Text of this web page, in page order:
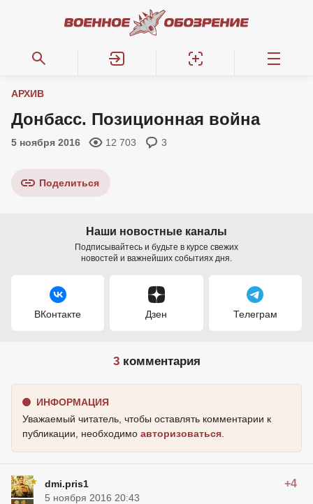
АРХИВ
Донбасс. Позиционная война
5 ноября 2016 12 703 3
Поделиться
Наши новостные каналы
Подписывайтесь и будьте в курсе свежих
новостей и важнейших событиях дня.
ВКонтакте Дзен Телеграм
3комментария
ИНФОРМАЦИЯ
Уважаемый читатель, чтобы оставлять комментарии к
публикации, необходимо авторизоваться
dmi.pris1 +4
5 ноября 2016 20:43